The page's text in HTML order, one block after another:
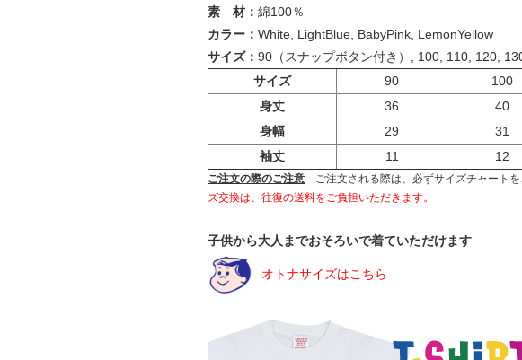
素 材： 綿100％
カラー： White, LightBlue, BabyPink, LemonYellow
サイズ： 90（スナップボタン付き）, 100, 110, 120,
サイズ 90 100
身丈
36 40
身幅
29 31
袖丈
11 12
ご注文の際のご注意 ご注文される際は、必ずサイズチャートを
ズ交換は、往復の送料をご負担いただきます。
子供から大人までおそろいで着ていただけます
オトナサイズはこちら